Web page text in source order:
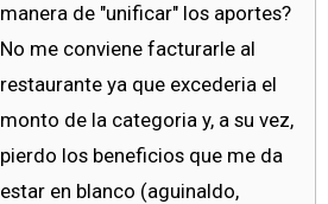
manera de "unificar" los aportes?
No me conviene facturarle al
restaurante ya que excederia el
monto de la categoria y, a su vez,
pierdo los beneficios que me da
estar en blanco (aguinaldo,